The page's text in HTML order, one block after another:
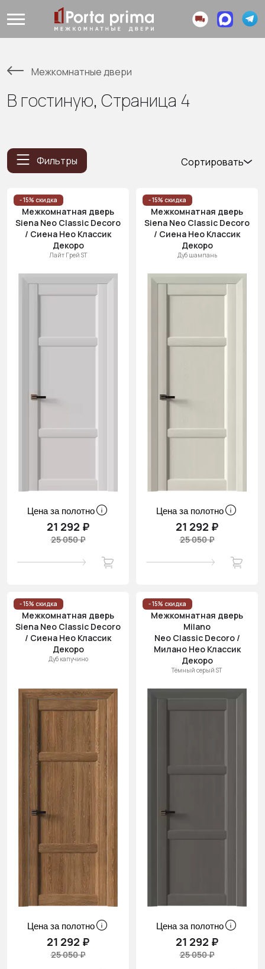
Межкомнатные двери
В гостиную, Страница 4
Фильтры
Сортировать
Цена
(возр.)
Цена (убыв.)
Cначала
Cначала
скидки
- 15% скидка
Межкомнатная дверь
Siena Neo Classic Decoro
/ Сиена Нео Классик
Декоро
Лайт Грей ST
Цена за полотно
21 292 ₽
25 050 ₽
- 15% скидка
Межкомнатная дверь
Siena Neo Classic Decoro
/ Сиена Нео Классик
Декоро
Дуб шампань
Цена за полотно
21 292 ₽
25 050 ₽
- 15% скидка
Межкомнатная дверь
Siena Neo Classic Decoro
/ Сиена Нео Классик
Декоро
Дуб капучино
Цена за полотно
21 292 ₽
25 050 ₽
- 15% скидка
Межкомнатная дверь
Milano
Neo Classic Decoro /
Милано Нео Классик
Декоро
Тёмный серый ST
Цена за полотно
21 292 ₽
25 050 ₽